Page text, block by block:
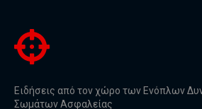
Ειδήσεις από τον χώρο των Ενόπλων
Σωμάτων Ασφαλείας